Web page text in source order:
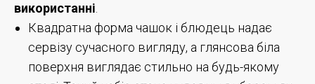
використанні
Квадратна форма чашок і блюдець надає
сервізу сучасного вигляду, а глянсова біла
поверхня виглядає стильно на будь-якому